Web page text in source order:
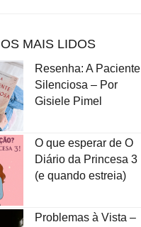
OS MAIS LIDOS
Resenha: A Paciente
Silenciosa – Por
Gisiele Pimel
O que esperar de O
Diário da Princesa 3
(e quando estreia)
Problemas à Vista –